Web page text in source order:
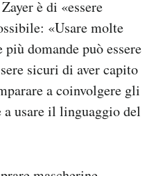
è di «essere
«Usare molte
domande può essere
sicuri di aver capito
a coinvolgere gli
usare il linguaggio del